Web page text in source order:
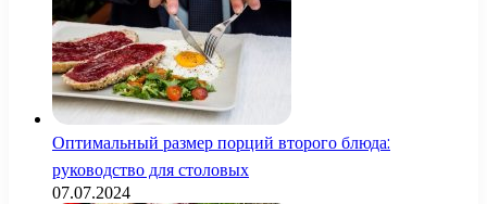
Оптимальный размер порций второго блюда:
руководство для столовых
07.07.2024